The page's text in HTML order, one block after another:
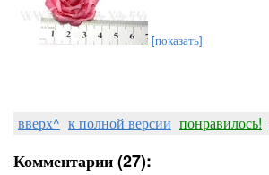
[показать]
вверх^ к полной версии понравилось!
Комментарии (27):